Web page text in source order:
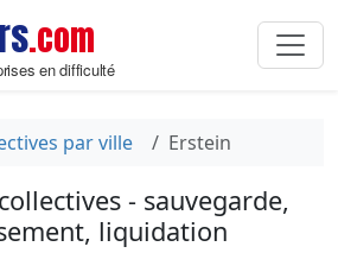
.com
en difficulté
par ville Erstein
- sauvegarde,
liquidation